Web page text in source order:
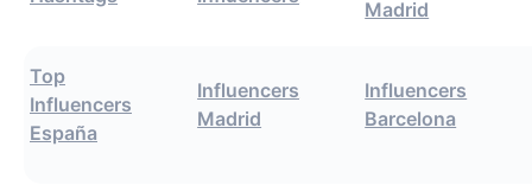
Madrid
Top
Influencers
España
Influencers
Madrid
Influencers
Barcelona